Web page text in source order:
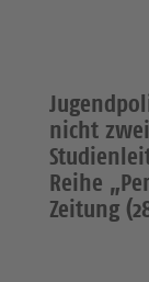
nicht
Reihe
Zeitung